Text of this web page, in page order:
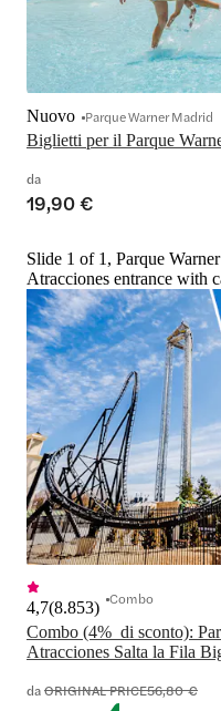
Biglietti per il Parque
Nuovo Parque Warner Madrid
da
19,90 €
Slide 1 of 1, Parque
Atracciones entrance with
Combo (4%  di sconto):
Atracciones Salta la Fila
4,7(8.853) Combo
daORIGINAL PRICE56,80 €